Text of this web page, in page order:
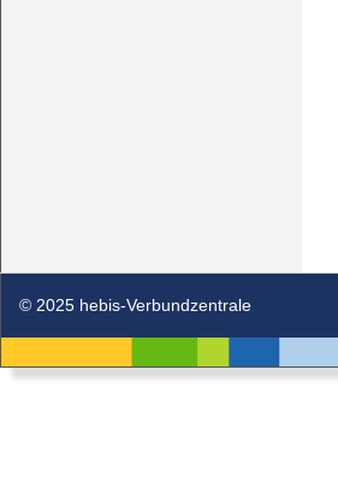
© 2025 hebis-Verbundzentrale